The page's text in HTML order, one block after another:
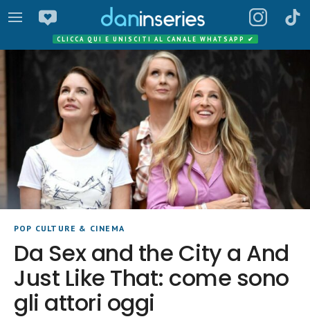
CLICCA QUI E UNISCITI AL CANALE WHATSAPP ✔
POP CULTURE & CINEMA
Da Sex and the City a And
Just Like That: come sono
gli attori oggi